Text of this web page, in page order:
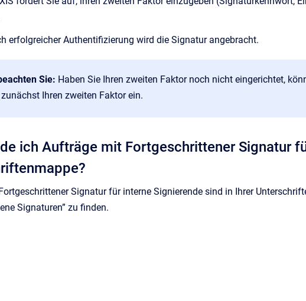
erfolgreicher Authentifizierung wird die Signatur angebracht.
Sie: Haben Sie Ihren zweiten Faktor noch nicht eingerichtet,
Ihren zweiten Faktor ein.
ich Aufträge mit Fortgeschrittener Signatur
Signatur für interne Signierende sind in Ihrer
Signaturen” zu finden.